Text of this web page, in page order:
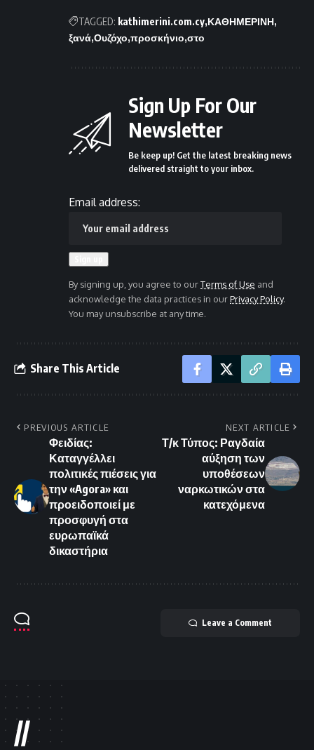
TAGGED: kathimerini.com.cy ΚΑΘΗΜΕΡΙΝΗ
ξανά Ουζόχο προσκήνιο στο
Sign Up For Our
Newsletter
Be keep up! Get the latest breaking news
delivered straight to your inbox.
Email address:
By signing up, you agree to ourTerms of Use and
acknowledge the data practices in ourPrivacy Policy.
You may unsubscribe at any time.
Share This Article
PREVIOUS ARTICLE
Φειδίας:
Καταγγέλλει
πολιτικές πιέσεις για
την «Agora» και
προειδοποιεί με
προσφυγή στα
ευρωπαϊκά
δικαστήρια
NEXT ARTICLE
Τ/κ Τύπος: Ραγδαία
αύξηση των
υποθέσεων
ναρκωτικών στα
κατεχόμενα
Leave a Comment
//